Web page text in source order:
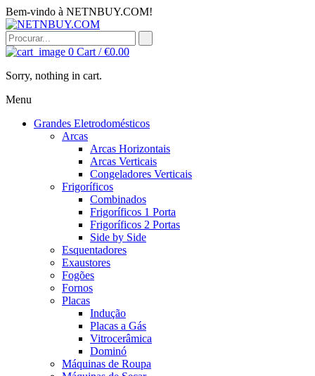
Bem-vindo à NETNBUY.COM!
0 Cart /€0.00
Sorry, nothing in cart.
Menu
Grandes Eletrodomésticos
Arcas
Arcas Horizontais
Arcas Verticais
Congeladores Verticais
Frigoríficos
Combinados
Frigoríficos 1 Porta
Frigoríficos 2 Portas
Side by Side
Esquentadores
Exaustores
Fogões
Fornos
Placas
Indução
Placas a Gás
Vitrocerâmica
Dominó
Máquinas de Roupa